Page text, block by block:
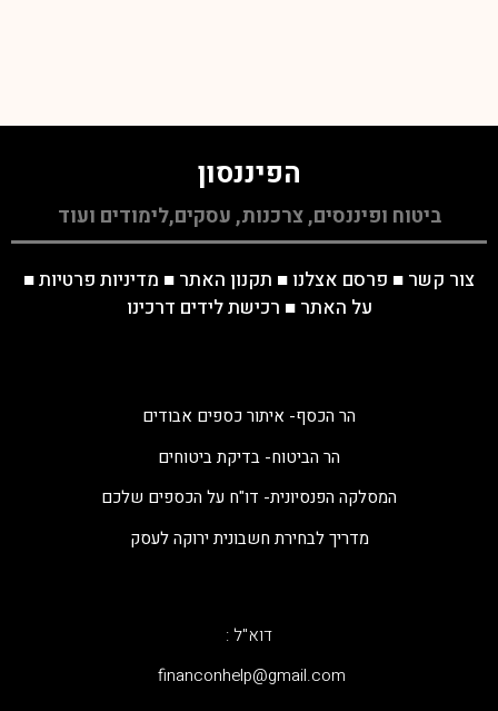
הפיננסון
ביטוח ופיננסים, צרכנות, עסקים,לימודים ועוד
צור קשר ■ פרסם אצלנו ■ תקנון האתר ■ מדיניות פרטיות■
על האתר ■ רכישת לידים דרכינו
הר הכסף- איתור כספים אבודים
הר הביטוח- בדיקת ביטוחים
המסלקה הפנסיונית- דו"ח על הכספים שלכם
מדריך לבחירת חשבונית ירוקה לעסק
דוא"ל :
‫financonhelp@gmail.com‬